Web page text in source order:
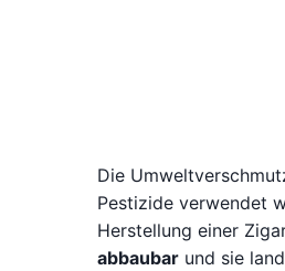
Die
Pestizide verwendet
Herstellung einer
abbaubar und sie